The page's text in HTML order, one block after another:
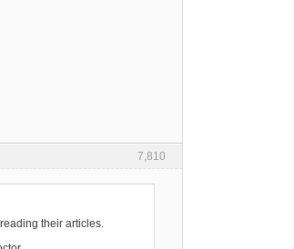
7,810
their articles.